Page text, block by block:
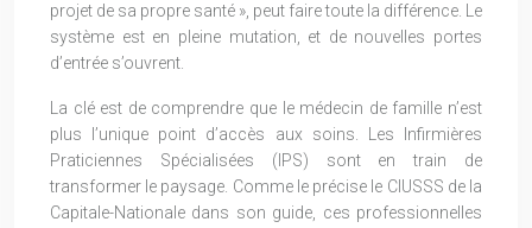
projet de sa propre santé », peut faire toute la différence. Le
système est en pleine mutation, et de nouvelles portes
d’entrée s’ouvrent.
La clé est de comprendre que le médecin de famille n’est
plus l’unique point d’accès aux soins. Les Infirmières
Praticiennes Spécialisées (IPS) sont en train de
transformer le paysage. Comme le précise le CIUSSS de la
Capitale-Nationale dans son guide, ces professionnelles